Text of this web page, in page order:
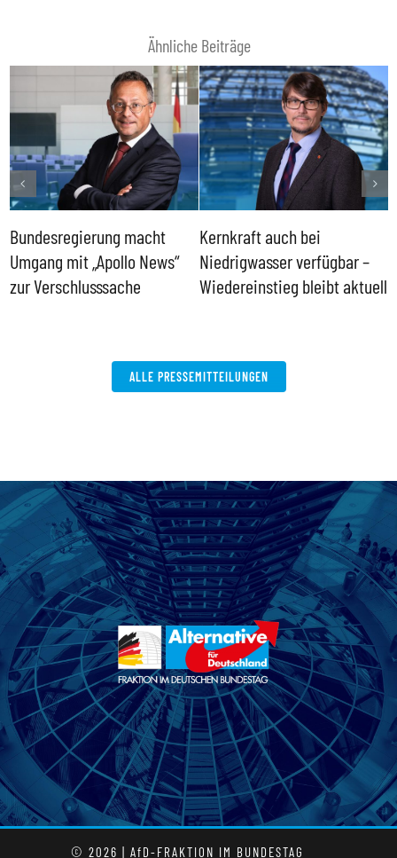
Ähnliche Beiträge
Bundesregierung macht
Umgang mit „Apollo News“
zur Verschlusssache
Kernkraft auch bei
Niedrigwasser verfügbar –
Wiedereinstieg bleibt aktuell
ALLE PRESSEMITTEILUNGEN
© 2026 | AfD-FRAKTION IM BUNDESTAG